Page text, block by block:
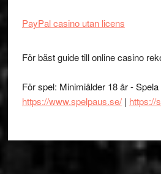
PayPal casino utan licens
För bäst guide till online casino
För spel: Minimiålder 18 år -
https://www.spelpaus.se/| https://